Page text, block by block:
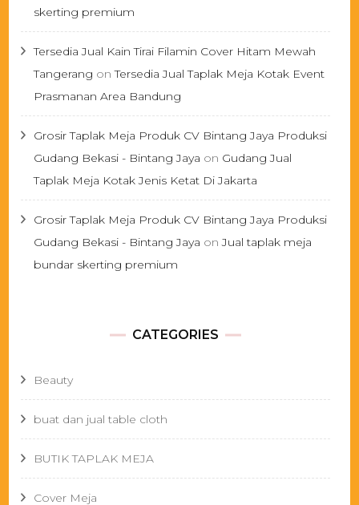
skerting premium
Tersedia Jual Kain Tirai Filamin Cover Hitam Mewah
Tangerang onTersedia Jual Taplak Meja Kotak Event
Prasmanan Area Bandung
Grosir Taplak Meja Produk CV Bintang Jaya Produksi
Gudang Bekasi - Bintang Jaya on Gudang Jual
Taplak Meja Kotak Jenis Ketat Di Jakarta
Grosir Taplak Meja Produk CV Bintang Jaya Produksi
Gudang Bekasi - Bintang Jaya onJual taplak meja
bundar skerting premium
CATEGORIES
Beauty
buat dan jual table cloth
BUTIK TAPLAK MEJA
Cover Meja